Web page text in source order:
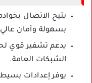
بسهولة وأمان
يدعم تشفير قوي
الشبكات العامة.
يوفر إعدادات